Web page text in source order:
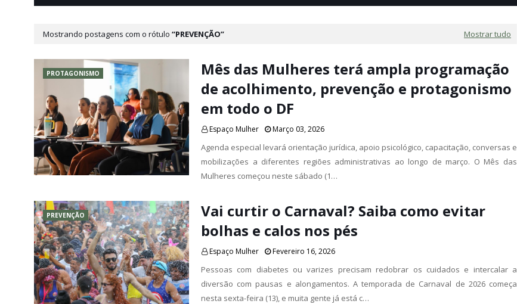
Mostrando postagens com o rótulo PREVENÇÃO Mostrar tudo
PROTAGONISMO
Mês das Mulheres terá ampla programação
de acolhimento, prevenção e protagonismo
em todo o DF
Espaço Mulher Março 03, 2026
Agenda especial levará orientação jurídica, apoio psicológico, capacitação, conversas e
mobilizações a diferentes regiões administrativas ao longo de março. O Mês das
Mulheres começou neste sábado (1…
PREVENÇÃO
Vai curtir o Carnaval? Saiba como evitar
bolhas e calos nos pés
Espaço Mulher Fevereiro 16, 2026
Pessoas com diabetes ou varizes precisam redobrar os cuidados e intercalar a
diversão com pausas e alongamentos. A temporada de Carnaval de 2026 começa
nesta sexta-feira (13), e muita gente já está c…